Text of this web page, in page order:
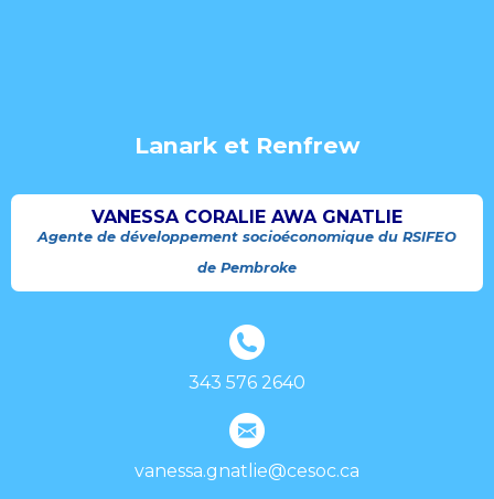
Lanark et Renfrew
VANESSA CORALIE AWA GNATLIE
Agente de développement socioéconomique du RSIFEO
de Pembroke
343 576 2640
vanessa.gnatlie@cesoc.ca